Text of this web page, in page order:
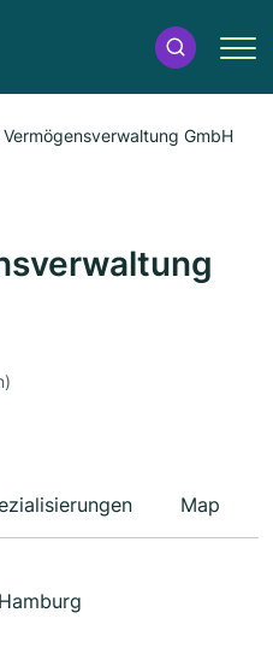
Vermögensverwaltung GmbH
Map